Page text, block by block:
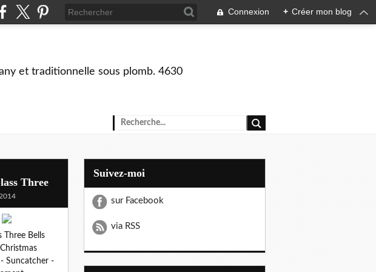
Connexion + Créer mon blog
et traditionnelle sous plomb. 4630
Three
Three Bells
Suncatcher -
Suivez-moi
sur Facebook
via RSS